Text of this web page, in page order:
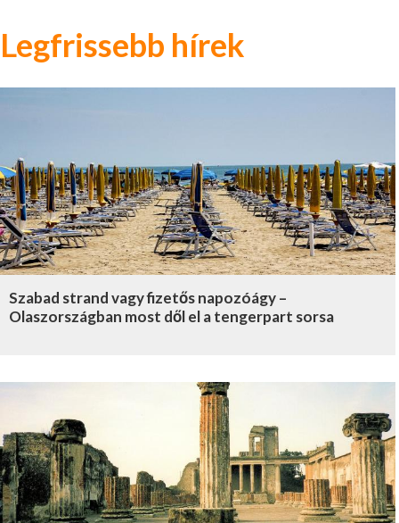
Legfrissebb hírek
Szabad strand vagy fizetős napozóágy –
Olaszországban most dől el a tengerpart sorsa